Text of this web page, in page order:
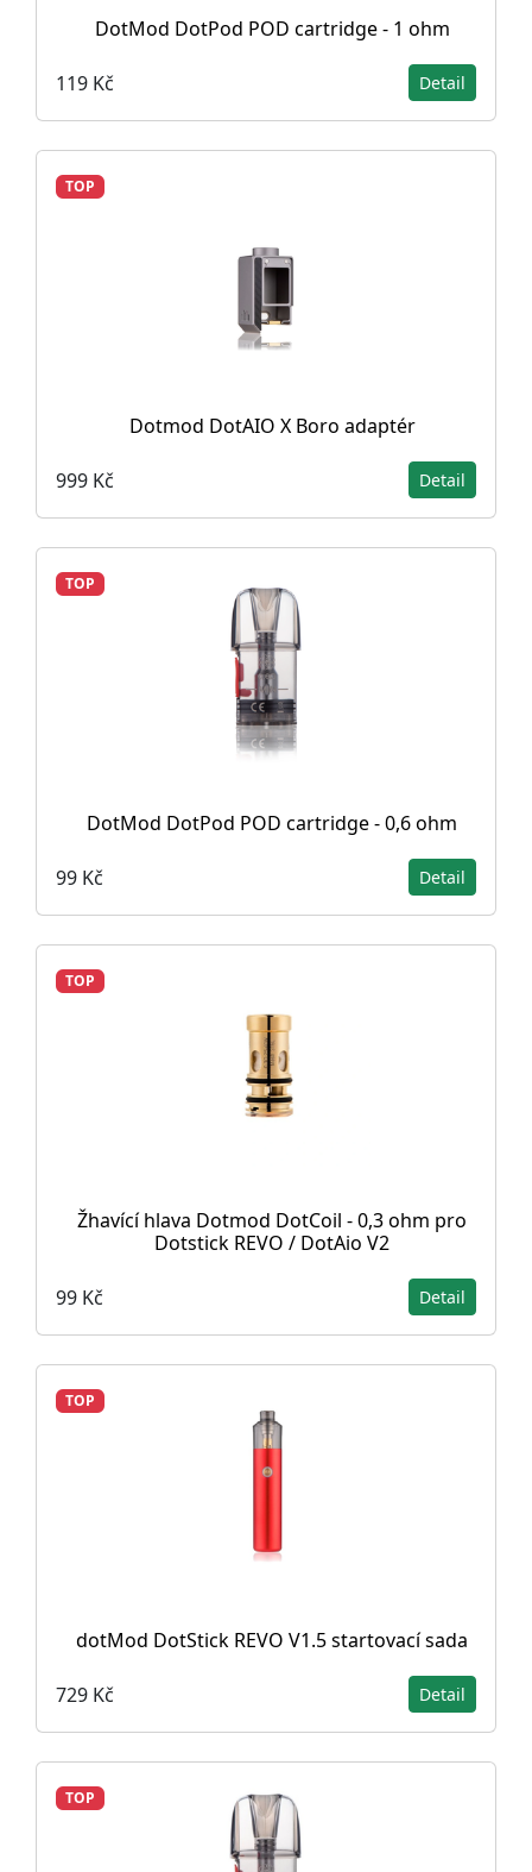
DotMod DotPod POD cartridge - 1 ohm
119 Kč Detail
TOP
Dotmod DotAIO X Boro adaptér
999 Kč Detail
TOP
DotMod DotPod POD cartridge - 0,6 ohm
99 Kč Detail
TOP
Žhavící hlava Dotmod DotCoil - 0,3 ohm pro
Dotstick REVO / DotAio V2
99 Kč Detail
TOP
dotMod DotStick REVO V1.5 startovací sada
729 Kč Detail
TOP